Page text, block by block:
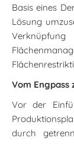
Basis eines
Lösung
Vom
Vor der
durch